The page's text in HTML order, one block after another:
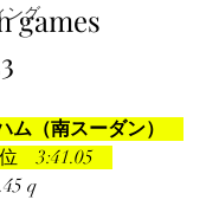
ング
games
（南スーダン）
　3:41.05
q